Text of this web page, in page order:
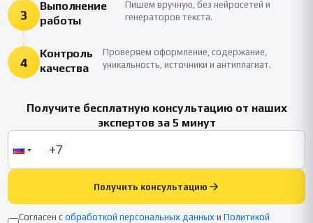
3
Выполнение
работы
Пишем вручную, без нейросетей и
генераторов текста.
4
Контроль
качества
Проверяем оформление, содержание,
уникальность, источники и антиплагиат.
Получите бесплатную консультацию от наших
экспертов за 5 минут
Получить консультацию
Согласен с обработкой персональных данных и Политикой